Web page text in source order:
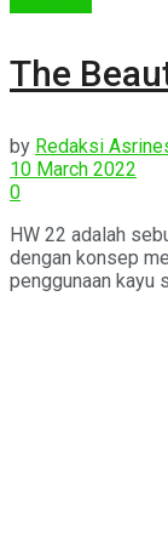
The
by Redaksi
10 March 2022
0
HW 22 adalah
dengan konsep
penggunaan kayu